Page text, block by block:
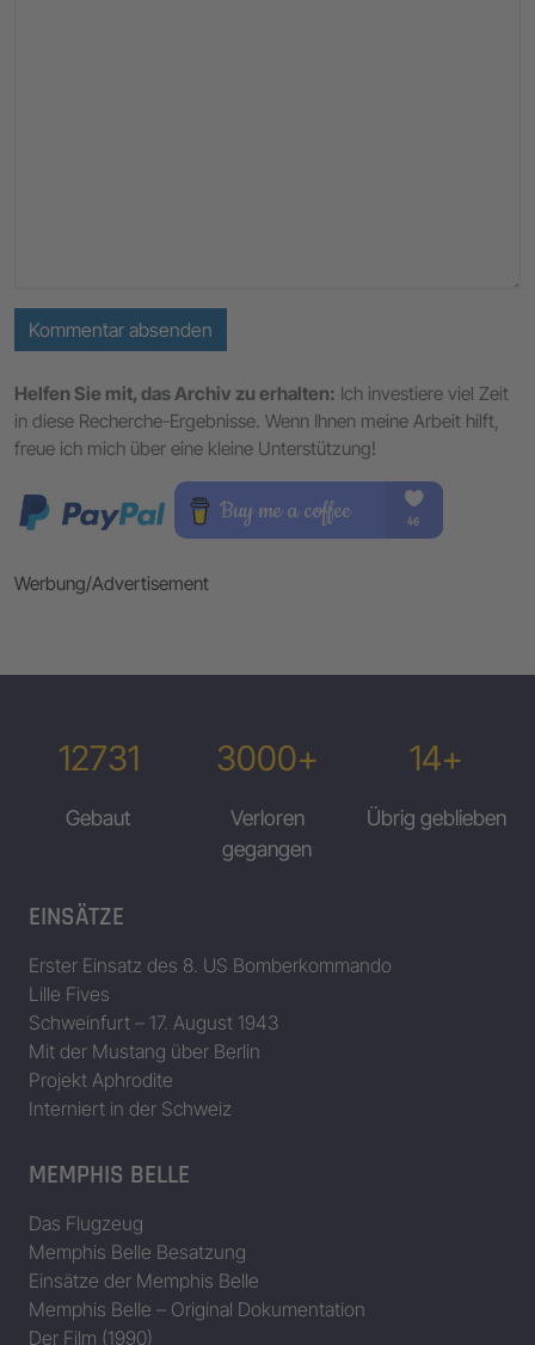
Kommentar absenden
Helfen Sie mit, das Archiv zu erhalten: Ich investiere viel Zeit
in diese Recherche-Ergebnisse. Wenn Ihnen meine Arbeit hilft,
freue ich mich über eine kleine Unterstützung!
Werbung/Advertisement
12731
Gebaut
3000+
Verloren
gegangen
14+
Übrig geblieben
EINSÄTZE
Erster Einsatz des 8. US Bomberkommando
Lille Fives
Schweinfurt – 17. August 1943
Mit der Mustang über Berlin
Projekt Aphrodite
Interniert in der Schweiz
MEMPHIS BELLE
Das Flugzeug
Memphis Belle Besatzung
Einsätze der Memphis Belle
Memphis Belle – Original Dokumentation
Der Film (1990)